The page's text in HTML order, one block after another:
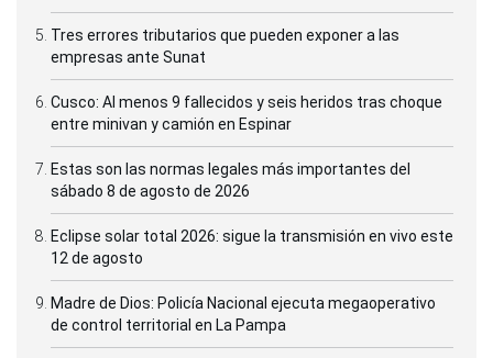
Tres errores tributarios que pueden exponer a las
empresas ante Sunat
Cusco: Al menos 9 fallecidos y seis heridos tras choque
entre minivan y camión en Espinar
Estas son las normas legales más importantes del
sábado 8 de agosto de 2026
Eclipse solar total 2026: sigue la transmisión en vivo este
12 de agosto
Madre de Dios: Policía Nacional ejecuta megaoperativo
de control territorial en La Pampa